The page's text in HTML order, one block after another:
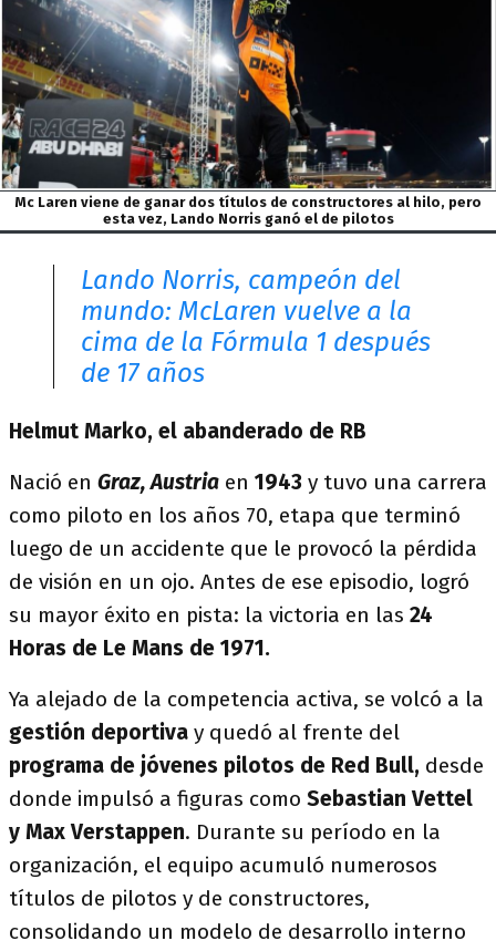
Mc Laren viene de ganar dos títulos de constructores al hilo, pero
esta vez, Lando Norris ganó el de pilotos
Lando Norris, campeón del
mundo: McLaren vuelve a la
cima de la Fórmula 1 después
de 17 años
Helmut Marko, el abanderado de RB
Nació en Graz, Austria en 1943 y tuvo una carrera
como piloto en los años 70, etapa que terminó
luego de un accidente que le provocó la pérdida
de visión en un ojo. Antes de ese episodio, logró
su mayor éxito en pista: la victoria en las 24
Horas de Le Mans de 1971.
Ya alejado de la competencia activa, se volcó a la
gestión deportiva y quedó al frente del
programa de jóvenes pilotos de Red Bull, desde
donde impulsó a figuras como Sebastian Vettel
y Max Verstappen. Durante su período en la
organización, el equipo acumuló numerosos
títulos de pilotos y de constructores,
consolidando un modelo de desarrollo interno